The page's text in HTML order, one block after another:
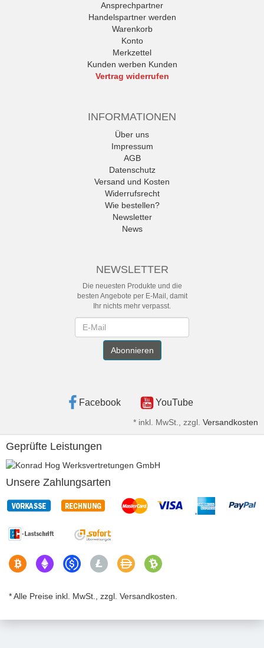
Ansprechpartner
Handelspartner werden
Warenkorb
Konto
Merkzettel
Kunden werben Kunden
Vertrag widerrufen
INFORMATIONEN
Über uns
Impressum
AGB
Datenschutz
Versand und Kosten
Widerrufsrecht
Wie bestellen?
Newsletter
News
NEWSLETTER
Die neuesten Produkte und die
besten Angebote per E-Mail, damit
Ihr nichts mehr verpasst.
Abonnieren
Facebook YouTube
* inkl. MwSt., zzgl. Versandkosten
Geprüfte Leistungen
Unsere Zahlungsarten
* Alle Preise inkl. MwSt., zzgl. Versandkosten.